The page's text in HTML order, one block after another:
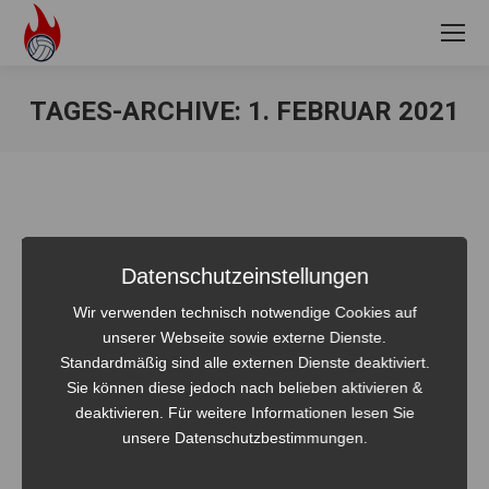
TAGES-ARCHIVE: 1. FEBRUAR 2021
Datenschutzeinstellungen
Wir verwenden technisch notwendige Cookies auf
unserer Webseite sowie externe Dienste.
Standardmäßig sind alle externen Dienste deaktiviert.
Sie können diese jedoch nach belieben aktivieren &
deaktivieren. Für weitere Informationen lesen Sie
unsere Datenschutzbestimmungen.